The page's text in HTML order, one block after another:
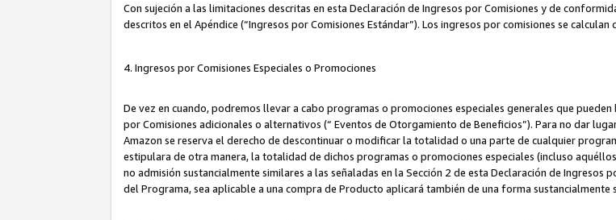
Con sujeción a las limitaciones descritas en esta Declaración de Ingresos por Comisiones y de
descritos en el Apéndice (“Ingresos por Comisiones Estándar”). Los ingresos por comisiones se
4. Ingresos por Comisiones Especiales o Promociones
De vez en cuando, podremos llevar a cabo programas o promociones especiales generales que
por Comisiones adicionales o alternativos (“ Eventos de Otorgamiento de Beneficios”). Para no dar
Amazon se reserva el derecho de descontinuar o modificar la totalidad o una parte de cualquier
estipulara de otra manera, la totalidad de dichos programas o promociones especiales (incluso
no admisión sustancialmente similares a las señaladas en la Sección 2 de esta Declaración de
del Programa, sea aplicable a una compra de Producto aplicará también de una forma